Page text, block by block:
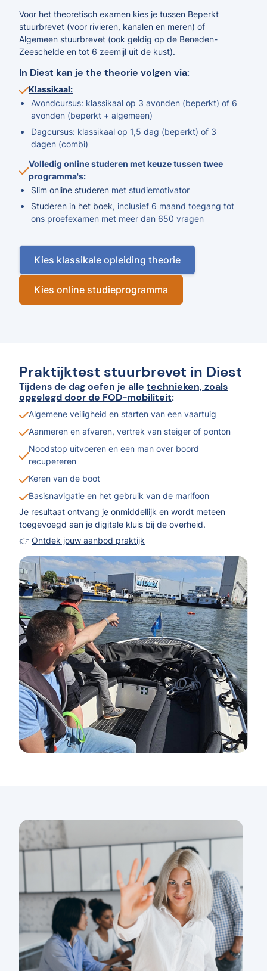
Voor het theoretisch examen kies je tussen Beperkt
stuurbrevet (voor rivieren, kanalen en meren) of
Algemeen stuurbrevet (ook geldig op de Beneden-
Zeeschelde en tot 6 zeemijl uit de kust).
In Diest kan je the theorie volgen via:
Klassikaal:
Avondcursus: klassikaal op 3 avonden (beperkt) of 6
avonden (beperkt + algemeen)
Dagcursus: klassikaal op 1,5 dag (beperkt) of 3
dagen (combi)
Volledig online studeren met keuze tussen twee
programma's:
Slim online studeren met studiemotivator
Studeren in het boek, inclusief 6 maand toegang tot
ons proefexamen met meer dan 650 vragen
Kies klassikale opleiding theorie
Kies online studieprogramma
Praktijktest stuurbrevet in Diest
Tijdens de dag oefen je alle technieken, zoals
opgelegd door de FOD-mobiliteit:
Algemene veiligheid en starten van een vaartuig
Aanmeren en afvaren, vertrek van steiger of ponton
Noodstop uitvoeren en een man over boord
recupereren
Keren van de boot
Basisnavigatie en het gebruik van de marifoon
Je resultaat ontvang je onmiddellijk en wordt meteen
toegevoegd aan je digitale kluis bij de overheid.
👉 Ontdek jouw aanbod praktijk